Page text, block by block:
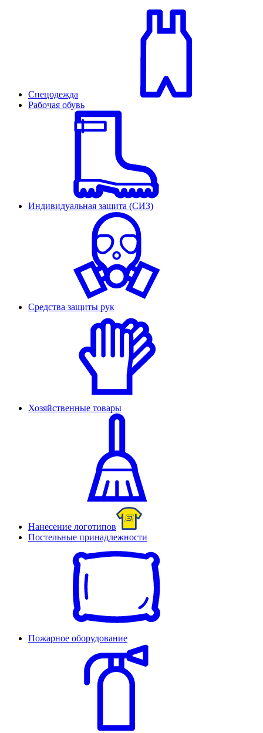
Спецодежда
Рабочая обувь
Индивидуальная защита (СИЗ)
Средства защиты рук
Хозяйственные товары
Нанесение логотипов
Постельные принадлежности
Пожарное оборудование